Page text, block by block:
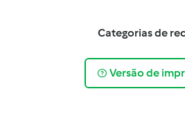
Categorias de
Versão de